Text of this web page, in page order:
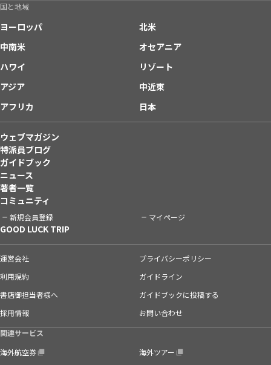
国と地域
ヨーロッパ
北米
中南米
オセアニア
ハワイ
リゾート
アジア
中近東
アフリカ
日本
ウェブマガジン
特派員ブログ
ガイドブック
ニュース
著者一覧
コミュニティ
新規会員登録 マイページ
GOOD LUCK TRIP
運営会社
プライバシーポリシー
利用規約
ガイドライン
書店御担当者様へ
ガイドブックに投稿する
採用情報
お問い合わせ
関連サービス
海外航空券
海外ツアー